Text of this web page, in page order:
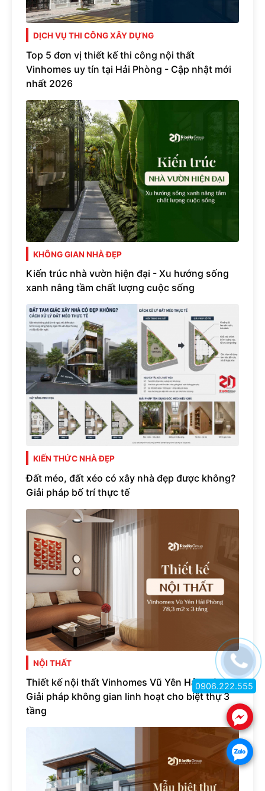
DỊCH VỤ THI CÔNG XÂY DỰNG
Top 5 đơn vị thiết kế thi công nội thất
Vinhomes uy tín tại Hải Phòng - Cập nhật mới
nhất 2026
KHÔNG GIAN NHÀ ĐẸP
Kiến trúc nhà vườn hiện đại - Xu hướng sống
xanh nâng tầm chất lượng cuộc sống
KIẾN THỨC NHÀ ĐẸP
Đất méo, đất xéo có xây nhà đẹp được không?
Giải pháp bố trí thực tế
NỘI THẤT
Thiết kế nội thất Vinhomes Vũ Yên Hải Phòng -
Giải pháp không gian linh hoạt cho biệt thự 3
tầng
.
.
0906.222.555